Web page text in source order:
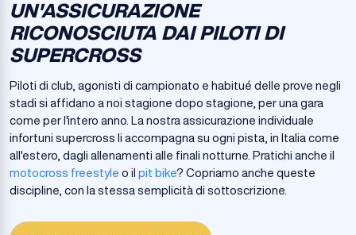
UN'ASSICURAZIONE
RICONOSCIUTA DAI PILOTI DI
SUPERCROSS
Piloti di club, agonisti di campionato e habitué delle prove negli
stadi si affidano a noi stagione dopo stagione, per una gara
come per l'intero anno. La nostra assicurazione individuale
infortuni supercross li accompagna su ogni pista, in Italia come
all'estero, dagli allenamenti alle finali notturne. Pratichi anche il
motocross freestyle o il pit bike? Copriamo anche queste
discipline, con la stessa semplicità di sottoscrizione.